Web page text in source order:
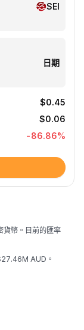
SEI
日期
$0.45
$0.06
-86.86%
貨幣。目前的匯率
AUD。